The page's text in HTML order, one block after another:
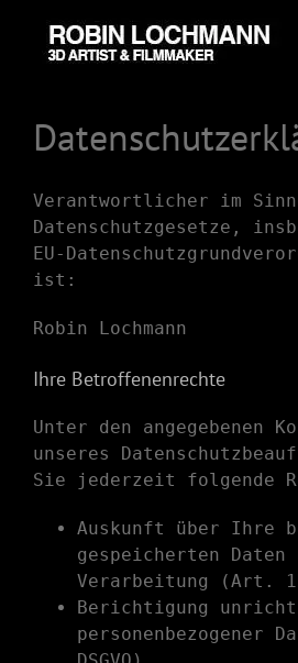
content
Verantwortlicher im
Datenschutzgesetze,
EU-
ist:
Robin Lochmann
Ihre Betroffenenrechte
Unter den angegebenen
unseres
Sie jederzeit folgende
Auskunft über Ihre
gespeicherten Daten
Verarbeitung (Art. 15
Berichtigung
personenbezogener